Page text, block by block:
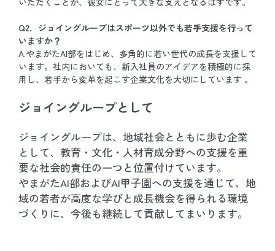
Q2． ジョイングループはスポーツ以外でも若手支援を行って
いますか？
A.やまがたAI部をはじめ、多角的に若い世代の成長を支援して
います。社内においても、新入社員のアイデアを積極的に採
用し、若手から変革を起こす企業文化を大切にしています 。
ジョイングループとして
ジョイングループは、地域社会とともに歩む企業
として、教育・文化・人材育成分野への支援を重
要な社会的責任の一つと位置付けています。
やまがたAI部およびAI甲子園への支援を通じて、地
域の若者が高度な学びと成長機会を得られる環境
づくりに、今後も継続して貢献してまいります。